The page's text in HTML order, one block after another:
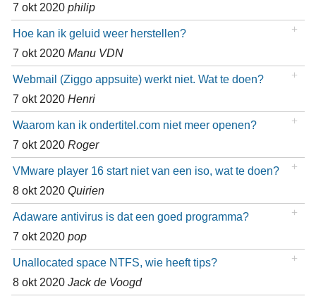
7 okt 2020 philip
Hoe kan ik geluid weer herstellen?
7 okt 2020 Manu VDN
Webmail (Ziggo appsuite) werkt niet. Wat te doen?
7 okt 2020 Henri
Waarom kan ik ondertitel.com niet meer openen?
7 okt 2020 Roger
VMware player 16 start niet van een iso, wat te doen?
8 okt 2020 Quirien
Adaware antivirus is dat een goed programma?
7 okt 2020 pop
Unallocated space NTFS, wie heeft tips?
8 okt 2020 Jack de Voogd